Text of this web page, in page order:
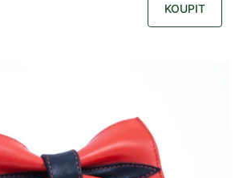
KOUPIT